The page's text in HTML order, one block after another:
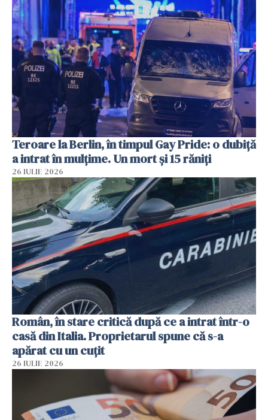
Teroare la Berlin, în timpul Gay Pride: o dubiță
a intrat în mulțime. Un mort și 15 răniți
26 IULIE 2026
Român, în stare critică după ce a intrat într-o
casă din Italia. Proprietarul spune că s-a
apărat cu un cuțit
26 IULIE 2026